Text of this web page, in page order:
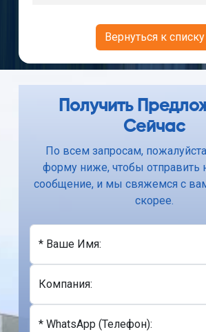
Вернуться к списку
Получить
Сейчас
По всем запросам,
форму ниже, чтобы отправить
сообщение, и мы свяжемся с
скорее.
* Ваше Имя:
Компания:
* WhatsApp (Телефон):